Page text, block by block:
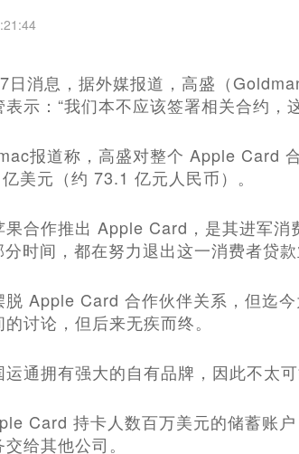
日消息，据外媒报道，高盛（
示：“我们本不应该签署相关合约，
报道称，高盛对整个 Apple Card
美元（约 73.1 亿元人民币）。
果合作推出 Apple Card，是其进军
时间，都在努力退出这一消费者贷款
Apple Card 合作伙伴关系，但迄
讨论，但后来无疾而终。
通拥有强大的自有品牌，因此不太可
Card 持卡人数百万美元的储蓄账
给其他公司。